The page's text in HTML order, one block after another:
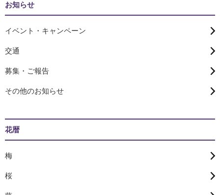
お知らせ
イベント・キャンペーン
交通
募集・ご報告
その他のお知らせ
花暦
梅
桜